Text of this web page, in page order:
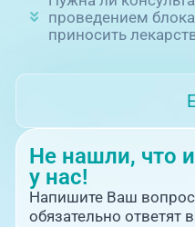
проведением
приносить
Не нашли, что
у нас!
Напишите Ваш
обязательно ответят